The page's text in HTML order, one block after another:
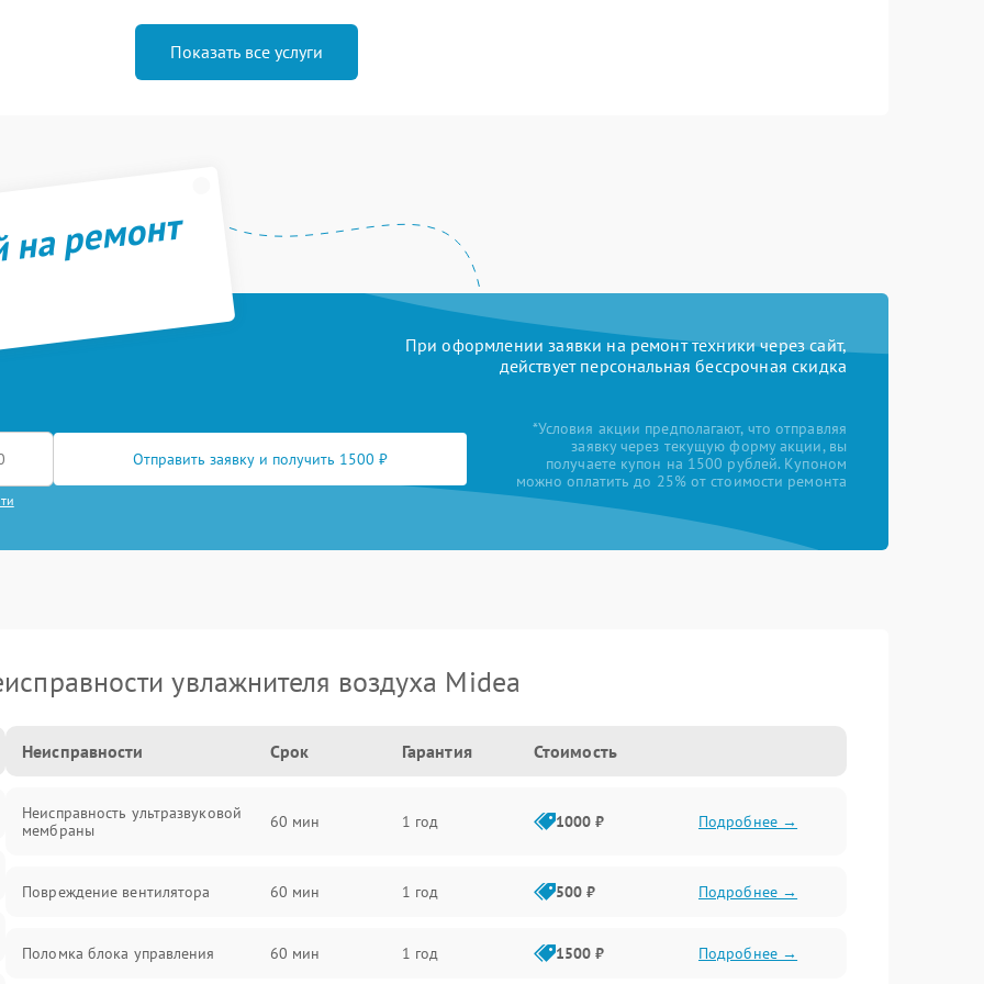
Показать все услуги
ремонт
При оформлении заявки на ремонт техники через сайт,
действует персональная бессрочная скидка
Отправить заявку и получить 1500 ₽
*Условия акции предполагают, что отправляя
заявку через текущую форму акции, вы
получаете купон на 1500 рублей. Купоном
можно оплатить до 25% от стоимости ремонта
увлажнителя воздуха Midea
Неисправности Срок Гарантия Стоимость
Неисправность ультразвуковой
мембраны
60 мин 1 год 1000 ₽ Подробнее →
Повреждение вентилятора 60 мин 1 год 500 ₽ Подробнее →
Поломка блока управления 60 мин 1 год 1500 ₽ Подробнее →